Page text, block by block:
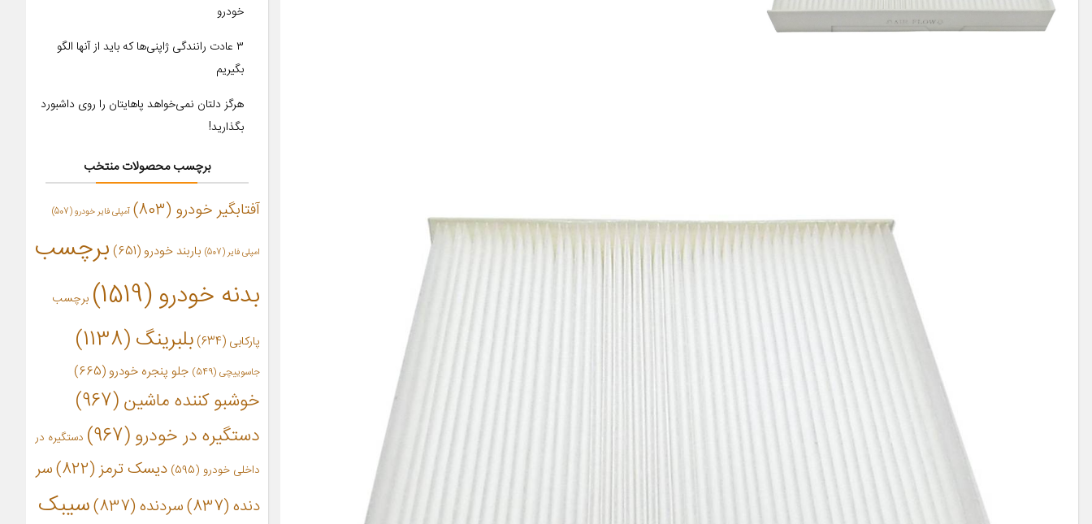
خودرو
۳ عادت رانندگی ژاپنی‌ها که باید از آنها الگو
بگیریم
هرگز دلتان نمی‌خواهد پاهایتان را روی داشبورد
بگذارید!
برچسب محصولات منتخب
آفتابگیر خودرو (803) آمپلی فایر خودرو(507)
امپلی فایر (507) باربند خودرو(651)
برچسب
بدنه خودرو(1519) برچسب
پارکابی (634) بلبرینگ(1138)
جاسوییچی (549) جلو پنجره خودرو (665)
خوشبو کننده ماشین(967)
دستگیره در خودرو(967)
دستگیره در
داخلی خودرو (595) دیسک ترمز(822)
سر
دنده(837) سردنده(837)
سیبک